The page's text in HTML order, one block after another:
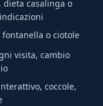
casalinga o
o ciotole
visita, cambio
coccole,